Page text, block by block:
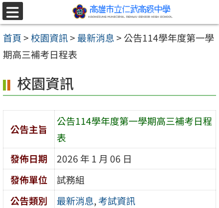
跳至主要內容區
選
單
首頁>校園資訊> 最新消息> 公告114學年度第一學
期高三補考日程表
校園資訊
公告主旨
公告114學年度第一學期高三補考日程
表
發佈日期
2026 年 1 月 06 日
發佈單位
試務組
公告類別
最新消息,考試資訊